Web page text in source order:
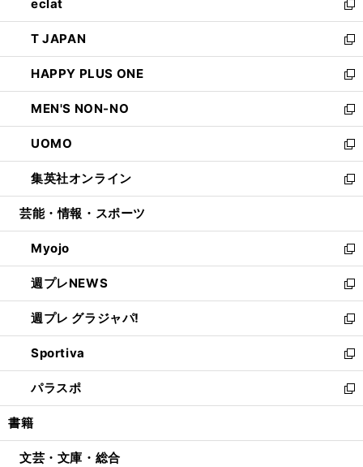
く
で
開
く
ド
ウ
で
開
く
ィ
ン
ド
ウ
で
開
く
い
ウ
ィ
ン
ド
ウ
で
開
く
eclat
新
し
い
ウ
ィ
ン
ド
ウ
で
開
く
T JAPAN
新
し
い
ウ
ィ
ン
ド
ウ
で
開
HAPPY PLUS ONE
新
し
い
ウ
ィ
ン
ド
ウ
開
く
MEN'S NON-NO
新
し
い
ウ
ィ
ン
ウ
で
開
く
UOMO
新
し
い
ウ
ン
ド
ウ
で
開
く
集英社オンライン
新
し
ウ
ィ
ン
ド
ウ
で
開
く
芸能・情報・スポーツ
Myojo
新
し
い
ウ
ィ
ン
ド
ウ
で
開
週プレNEWS
新
し
い
ウ
ィ
ン
ド
ウ
開
週プレ グラジャパ!
新
し
い
ウ
ィ
ン
ウ
Sportiva
新
し
い
ウ
ン
パラスポ
新
し
ウ
書籍
文芸・文庫・総合